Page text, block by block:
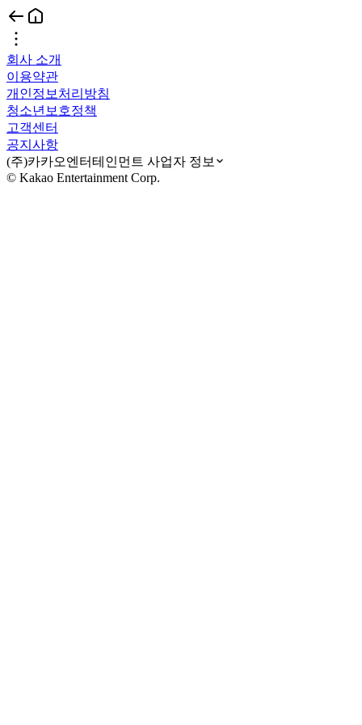
회사 소개
이용약관
개인정보처리방침
청소년보호정책
고객센터
공지사항
(주)카카오엔터테인먼트 사업자 정보
© Kakao Entertainment Corp.